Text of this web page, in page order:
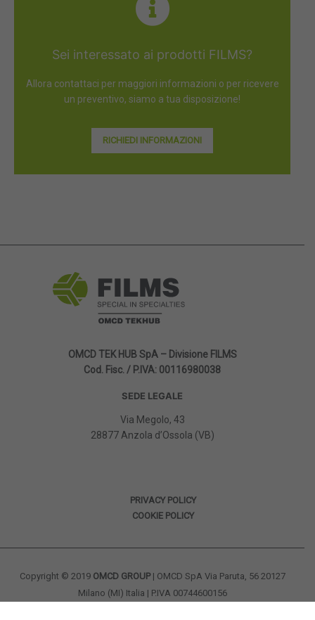
Sei interessato ai prodotti FILMS?
Allora contattaci per maggiori informazioni o per ricevere
un preventivo, siamo a tua disposizione!
RICHIEDI INFORMAZIONI
OMCD TEK HUB SpA – Divisione FILMS
Cod. Fisc. / P.IVA: 00116980038
SEDE LEGALE
Via Megolo, 43
28877 Anzola d’Ossola (VB)
PRIVACY POLICY
COOKIE POLICY
Copyright © 2019 OMCD GROUP| OMCD SpA Via Paruta, 56 20127
Milano (MI) Italia | P.IVA 00744600156